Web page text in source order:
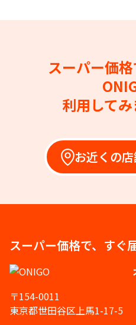
スーパー価
利用して
お近くの
スーパー価格で、すぐ
〒154-0011
東京都世田谷区上馬1-17-5